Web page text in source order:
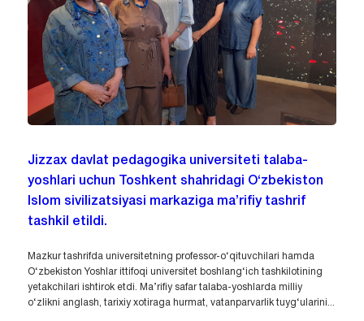
Jizzax davlat pedagogika universiteti talaba-
yoshlari uchun Toshkent shahridagi O‘zbekiston
Islom sivilizatsiyasi markaziga ma’rifiy tashrif
tashkil etildi.
Mazkur tashrifda universitetning professor-o‘qituvchilari hamda
O‘zbekiston Yoshlar ittifoqi universitet boshlang‘ich tashkilotining
yetakchilari ishtirok etdi. Ma’rifiy safar talaba-yoshlarda milliy
o‘zlikni anglash, tarixiy xotiraga hurmat, vatanparvarlik tuyg‘ularini...